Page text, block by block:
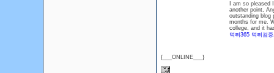
{___ONLINE___}
I am so
another point,
outstanding blog
months for me.
college, and it
먹튀365 먹튀검